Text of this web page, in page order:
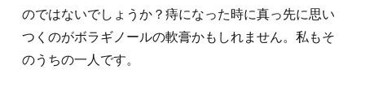
のではないでしょうか？痔になった時に真っ先に思い
つくのがボラギノールの軟膏かもしれません。私もそ
のうちの一人です。